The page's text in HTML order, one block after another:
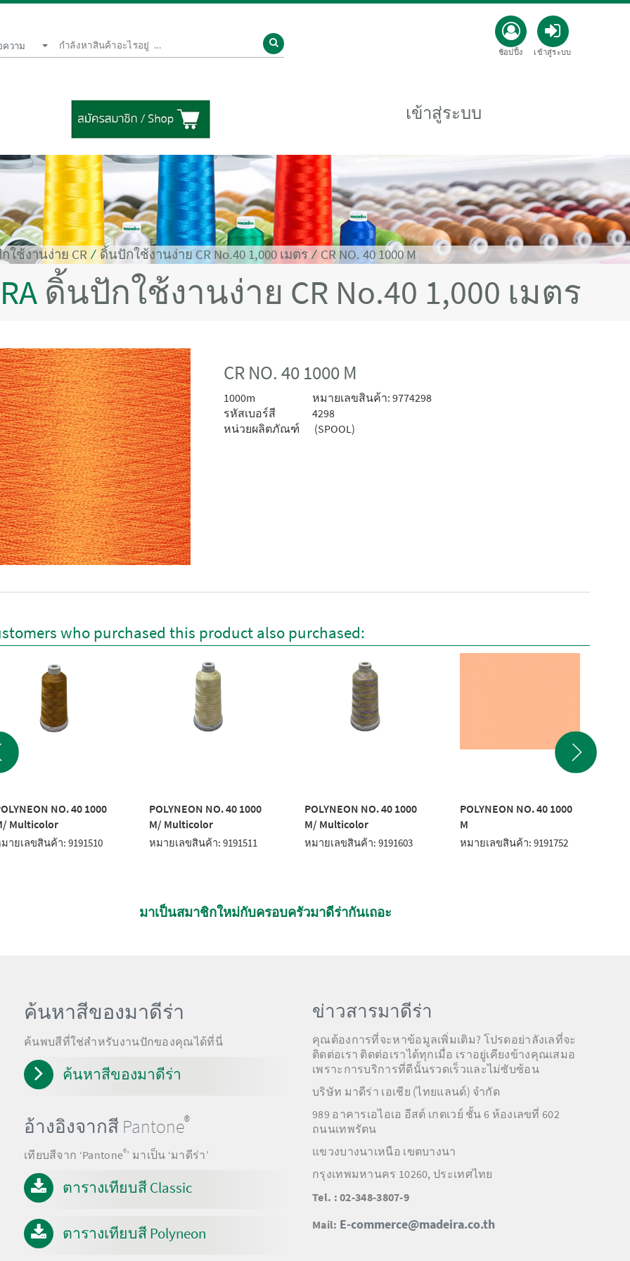
ความ เข้าสู่ระบบ
ช้อปปิ้ง
เข้าสู่ระบบ
ใช้งานง่าย CR ⁄ดิ้นปักใช้งานง่าย CR No.40 1,000 เมตร⁄ CR NO. 40 1000 M
ดิ้นปักใช้งานง่าย CR No.40 1,000 เมตร
CR NO. 40 1000 M
1000m
หมายเลขสินค้า: 9774298
รหัสเบอร์สี
4298
หน่วยผลิตภัณฑ์
(SPOOL)
who purchased this product also purchased:
NO. 40 1000
Multicolor
ายเลขสินค้า: 9191510
POLYNEON NO. 40 1000
M/ Multicolor
หมายเลขสินค้า: 9191511
POLYNEON NO. 40 1000
M/ Multicolor
หมายเลขสินค้า: 9191603
POLYNEON NO. 40 1000
M
หมายเลขสินค้า: 9191752
มาเป็นสมาชิกใหม่กับครอบครัวมาดีร่ากันเถอะ
ค้นหาสีของมาดีร่า
ค้นพบสีที่ใช่สำหรับงานปักของคุณได้ที่นี่
ค้นหาสีของมาดีร่า
อ้างอิงจากสี Pantone®
เทียบสีจาก ‘Pantone®’ มาเป็น ‘มาดีร่า’
ตารางเทียบสี Classic
ตารางเทียบสี Polyneon
ข่าวสารมาดีร่า
คุณต้องการที่จะหาข้อมูลเพิ่มเติม? โปรดอย่าลังเลที่จะ
ติดต่อเรา ติดต่อเราได้ทุกเมื่อ เราอยู่เคียงข้างคุณเสมอ
เพราะการบริการที่ดีนั้นรวดเร็วและไม่ซับซ้อน
บริษัท มาดีร่า เอเชีย (ไทยแลนด์) จำกัด
989 อาคารเอไอเอ อีสต์ เกตเวย์ ชั้น 6 ห้องเลขที่ 602
ถนนเทพรัตน
แขวงบางนาเหนือ เขตบางนา
กรุงเทพมหานคร 10260, ประเทศไทย
Tel. : 02-348-3807-9
Mail: E-commerce@madeira.co.th